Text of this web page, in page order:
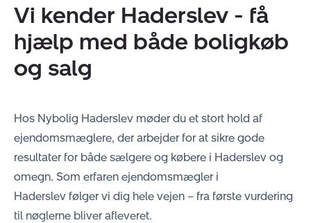
Vi kender Haderslev - få
hjælp med både boligkøb
og salg
Hos Nybolig Haderslev møder du et stort hold af
ejendomsmæglere, der arbejder for at sikre gode
resultater for både sælgere og købere i Haderslev og
omegn. Som erfaren ejendomsmægler i
Haderslev følger vi dig hele vejen – fra første vurdering
til nøglerne bliver afleveret.